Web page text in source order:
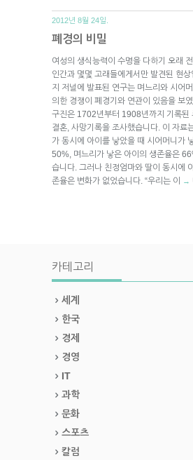
2012년 8월 24일.
폐경의 비밀
여성의 생식능력이 수명을 다하기 오래
인간과 몇몇 고래들에게서만 발견된 현
지 저널에 발표된 연구는 며느리와 시어
의한 경쟁이 폐경기와 연관이 있음을 보
구진은 1702년부터 1908년까지 기록된
결혼, 사망기록을 조사했습니다. 이 자료
가 동시에 아이를 낳았을 때 시어머니가
50%, 며느리가 낳은 아이의 생존율은
습니다. 그러나 친정엄마와 딸이 동시에
존율은 변화가 없었습니다. “우리는 이
→
카테고리
세계
한국
경제
경영
IT
과학
문화
스포츠
칼럼